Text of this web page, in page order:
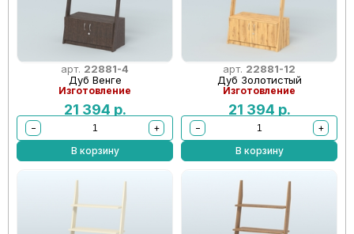
арт. 22881-4
Дуб Венге
Изготовление
21 394 р.
−
+
В корзину
арт. 22881-12
Дуб Золотистый
Изготовление
21 394 р.
−
+
В корзину